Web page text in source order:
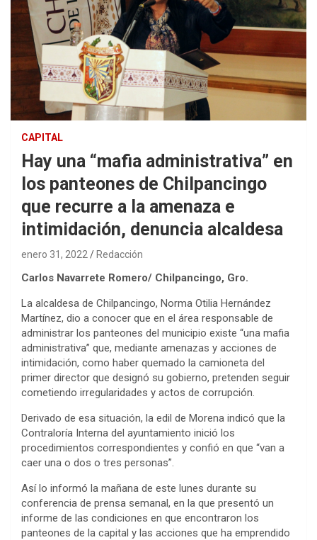
CAPITAL
Hay una “mafia administrativa” en
los panteones de Chilpancingo
que recurre a la amenaza e
intimidación, denuncia alcaldesa
enero 31, 2022 Redacción
Carlos Navarrete Romero/ Chilpancingo, Gro.
La alcaldesa de Chilpancingo, Norma Otilia Hernández
Martínez, dio a conocer que en el área responsable de
administrar los panteones del municipio existe “una mafia
administrativa” que, mediante amenazas y acciones de
intimidación, como haber quemado la camioneta del
primer director que designó su gobierno, pretenden seguir
cometiendo irregularidades y actos de corrupción.
Derivado de esa situación, la edil de Morena indicó que la
Contraloría Interna del ayuntamiento inició los
procedimientos correspondientes y confió en que “van a
caer una o dos o tres personas”.
Así lo informó la mañana de este lunes durante su
conferencia de prensa semanal, en la que presentó un
informe de las condiciones en que encontraron los
panteones de la capital y las acciones que ha emprendido